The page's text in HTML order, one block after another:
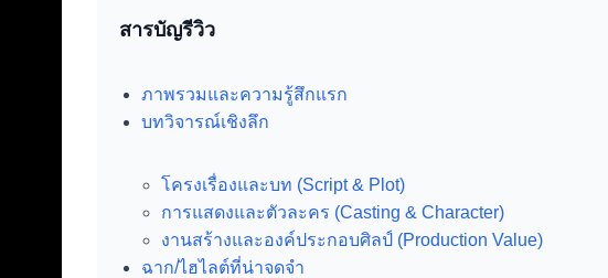
สารบัญรีวิว
ภาพรวมและความรู้สึกแรก
บทวิจารณ์เชิงลึก
โครงเรื่องและบท (Script & Plot)
การแสดงและตัวละคร (Casting & Character)
งานสร้างและองค์ประกอบศิลป์ (Production Value)
ฉาก/ไฮไลต์ที่น่าจดจำ